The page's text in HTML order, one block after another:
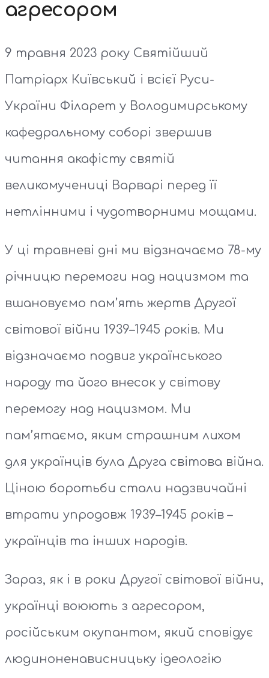
агресором
9 травня 2023 року Святійший
Патріарх Київський і всієї Руси-
України Філарет у Володимирському
кафедральному соборі звершив
читання акафісту святій
великомучениці Варварі перед її
нетлінними і чудотворними мощами.
У ці травневі дні ми відзначаємо 78-му
річницю перемоги над нацизмом та
вшановуємо пам’ять жертв Другої
світової війни 1939–1945 років. Ми
відзначаємо подвиг українського
народу та його внесок у світову
перемогу над нацизмом. Ми
пам’ятаємо, яким страшним лихом
для українців була Друга світова війна.
Ціною боротьби стали надзвичайні
втрати упродовж 1939–1945 років –
українців та інших народів.
Зараз, як і в роки Другої світової війни,
українці воюють з агресором,
російським окупантом, який сповідує
людиноненависницьку ідеологію